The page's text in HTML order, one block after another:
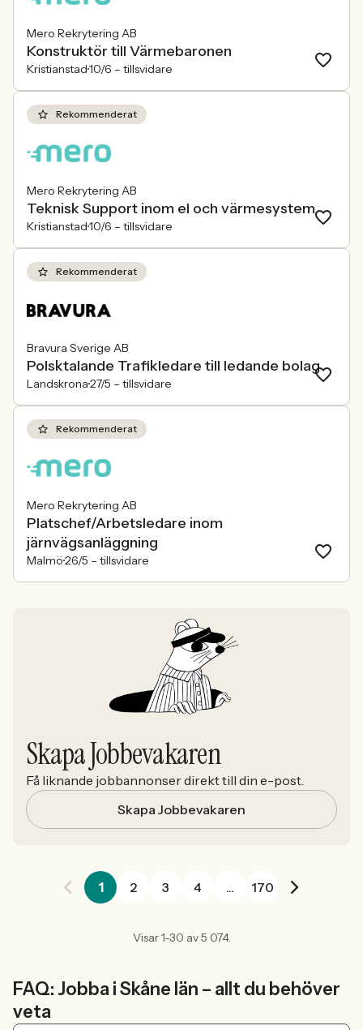
Mero Rekrytering AB
Konstruktör till Värmebaronen
Kristianstad10/6 – tillsvidare
Rekommenderat
Mero Rekrytering AB
Teknisk Support inom el och värmesystem
Kristianstad10/6 – tillsvidare
Rekommenderat
Bravura Sverige AB
Polsktalande Trafikledare till ledande bolag
Landskrona27/5 – tillsvidare
Rekommenderat
Mero Rekrytering AB
Platschef/Arbetsledare inom
järnvägsanläggning
Malmö26/5 – tillsvidare
Skapa Jobbevakaren
Få liknande jobbannonser direkt till din e-post.
Skapa Jobbevakaren
1 2 3 4 ... 170
Visar 1-30 av 5 074.
FAQ: Jobba i Skåne län – allt du behöver
veta